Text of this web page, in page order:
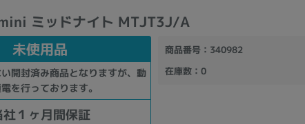
ミッドナイト MTJT3J/A
未使用品
開封済み商品となりますが、動
を行っております。
社１ヶ月間保証
商品番号：340982
在庫数：0